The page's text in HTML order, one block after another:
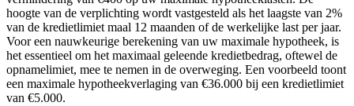
hoogte van de verplichting wordt vastgesteld als het laagste van 2%
van de kredietlimiet maal 12 maanden of de werkelijke last per jaar.
Voor een nauwkeurige berekening van uw maximale hypotheek, is
het essentieel om het maximaal geleende kredietbedrag, oftewel de
opnamelimiet, mee te nemen in de overweging. Een voorbeeld toont
een maximale hypotheekverlaging van €36.000 bij een kredietlimiet
van €5.000.